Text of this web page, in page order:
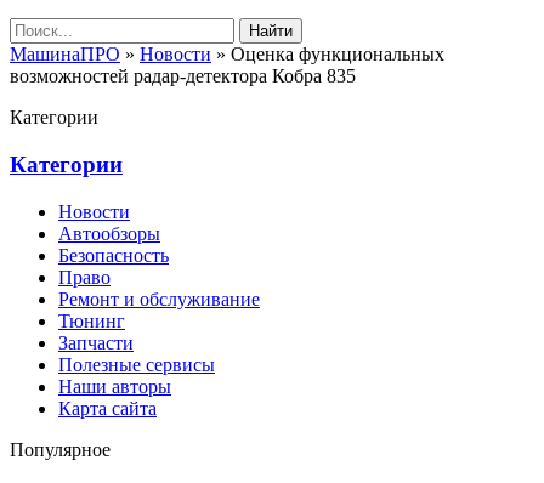
Найти
МашинаПРО » Новости » Оценка функциональных
возможностей радар-детектора Кобра 835
Категории
Категории
Новости
Автообзоры
Безопасность
Право
Ремонт и обслуживание
Тюнинг
Запчасти
Полезные сервисы
Наши авторы
Карта сайта
Популярное